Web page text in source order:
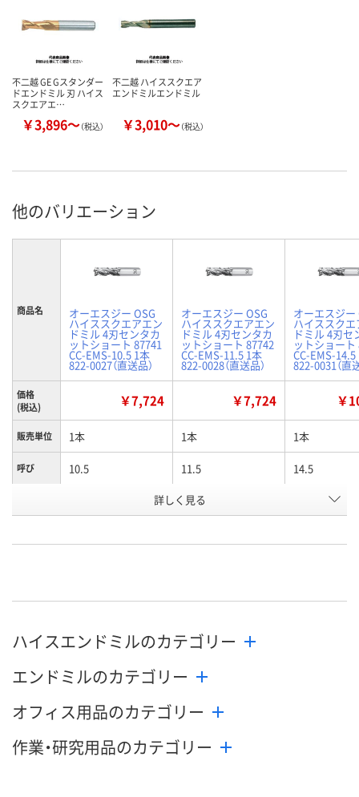
不二越 GE Gスタンダー
ドエンドミル 刃 ハイス
スクエアエ…
￥3,896～（税込）
不二越 ハイススクエア
エンドミルエンドミル
￥3,010～（税込）
他のバリエーション
商品名 オーエスジー OSG
ハイススクエアエン
ドミル 4刃センタカ
ットショート 87741
CC-EMS-10.5 1本
822-0027（直送品）
オーエスジー OSG
ハイススクエアエン
ドミル 4刃センタカ
ットショート 87742
CC-EMS-11.5 1本
822-0028（直送品）
オーエスジー
ハイススク
ドミル 4刃セ
ットショート
CC-EMS-14.5
822-0031（直
価格
(税込)
￥7,724 ￥7,724 ￥
販売単位 1本 1本 1本
呼び 10.5 11.5 14.5
EA61119 EA61123
カゴへ カゴへ
詳しく見る
ハイスエンドミルのカテゴリー
エンドミルのカテゴリー
オフィス用品のカテゴリー
作業・研究用品のカテゴリー